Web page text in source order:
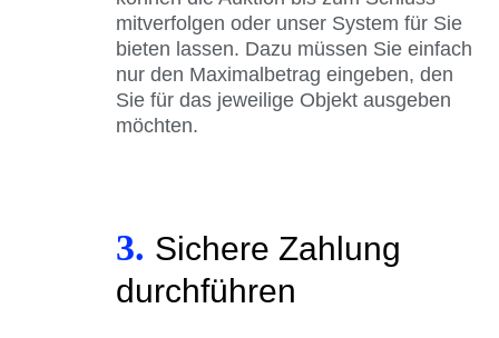
mitverfolgen oder unser System für Sie
bieten lassen. Dazu müssen Sie einfach
nur den Maximalbetrag eingeben, den
Sie für das jeweilige Objekt ausgeben
möchten.
3. Sichere Zahlung
durchführen